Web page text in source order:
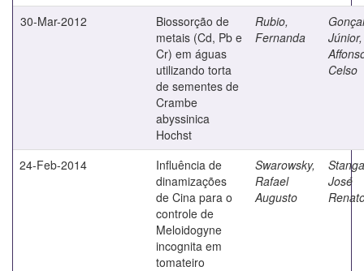
30-Mar-2012
Biossorção de
metais (Cd, Pb e
Cr) em águas
utilizando torta
de sementes de
Crambe
abyssinica
Hochst
Rubio,
Fernanda
Júnior,
Celso
24-Feb-2014
Influência de
dinamizações
de Cina para o
controle de
Meloidogyne
incognita em
tomateiro
Swarowsky,
Rafael
Augusto
José